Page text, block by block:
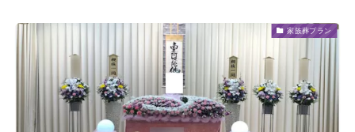
家族葬プラン